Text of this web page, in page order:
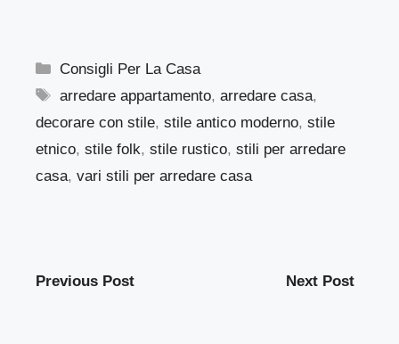
Categorie
Consigli Per La Casa
Tag
arredare appartamento,arredare casa,
decorare con stile, stile antico moderno, stile
etnico, stile folk, stile rustico, stili per arredare
casa, vari stili per arredare casa
Previous Post Next Post